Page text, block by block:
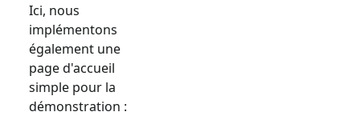
Ici, nous
implémentons
également une
page d'accueil
simple pour la
démonstration :